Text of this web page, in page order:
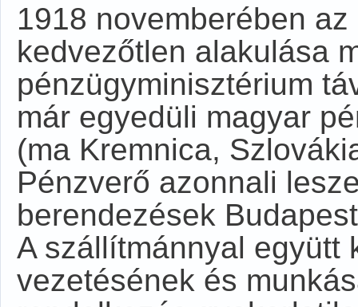
1918 novemberében
kedvezőtlen alakulása
pénzügyminisztérium
már egyedüli magyar
(ma Kremnica,
Pénzverő azonnali
berendezések
A szállítmánnyal együtt
vezetésének és